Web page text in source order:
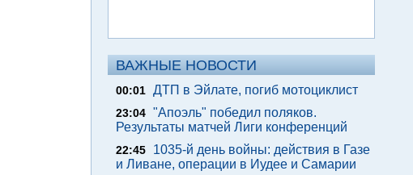
ВАЖНЫЕ НОВОСТИ
00:01 ДТП в Эйлате, погиб мотоциклист
23:04 "Апоэль" победил поляков.
Результаты матчей Лиги конференций
22:45
1035-й день войны: действия в Газе
и Ливане, операции в Иудее и Самарии